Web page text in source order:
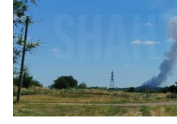
Фотогалерея